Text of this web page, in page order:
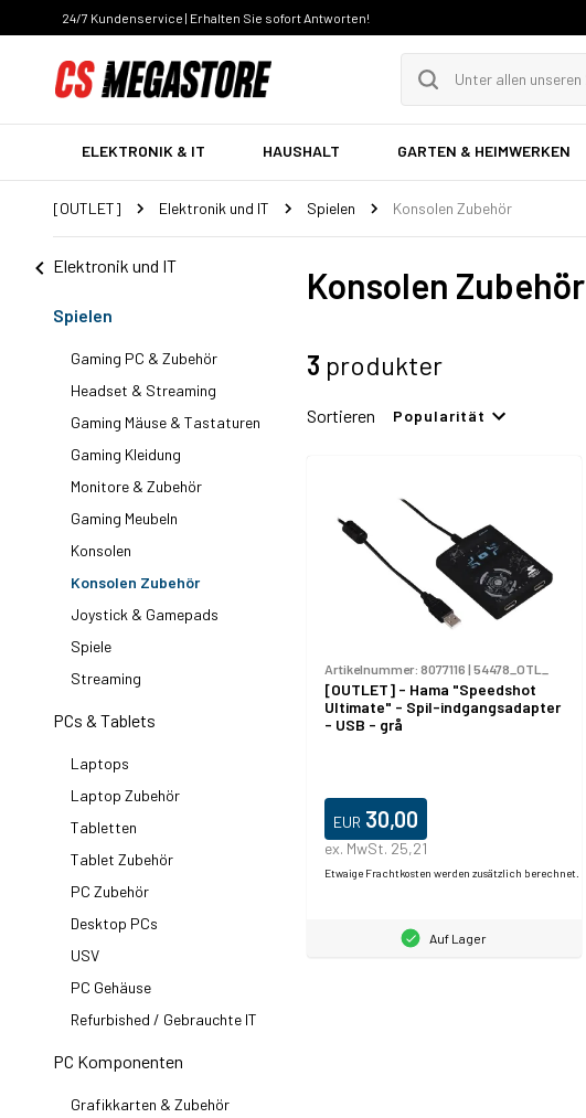
24/7 Kundenservice | Erhalten Sie sofort Antworten!
ELEKTRONIK & IT HAUSHALT GARTEN & HEIMWERKEN
[OUTLET] Elektronik und IT Spielen Konsolen Zubehör
Elektronik und IT
Spielen
Gaming PC & Zubehör
Headset & Streaming
Gaming Mäuse & Tastaturen
Gaming Kleidung
Monitore & Zubehör
Gaming Meubeln
Konsolen
Konsolen Zubehör
Joystick & Gamepads
Spiele
Streaming
PCs & Tablets
Laptops
Laptop Zubehör
Tabletten
Tablet Zubehör
PC Zubehör
Desktop PCs
USV
PC Gehäuse
Refurbished / Gebrauchte IT
PC Komponenten
Grafikkarten & Zubehör
Konsolen Zubehör
3 produkter
Sortieren Popularität
Artikelnummer: 8077116 | 54478_OTL_
[OUTLET] - Hama "Speedshot
Ultimate" - Spil-indgangsadapter
- USB - grå
EUR 30,00
ex. MwSt. 25,21
Etwaige Frachtkosten werden zusätzlich berechnet.
Auf Lager